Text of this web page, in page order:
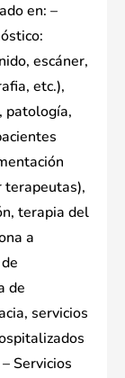
en: –
escáner,
etc.),
patología,
terapeutas),
terapia del
a
de
servicios
Servicios